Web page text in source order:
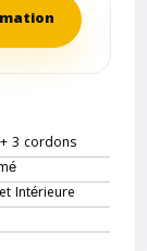
3 cordons
Intérieure